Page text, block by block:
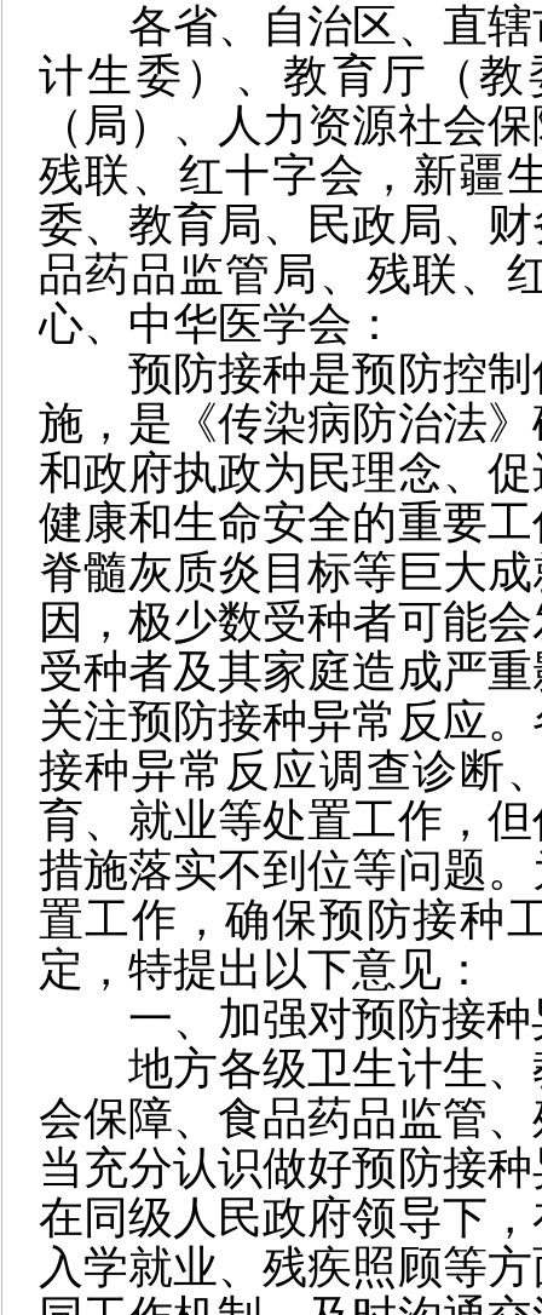
各省、自治区、直
计生委）、教育厅（
（局）、人力资源社会
残联、红十字会，新疆
委、教育局、民政局、
品药品监管局、残联、
心、中华医学会：
预防接种是预防控
施，是《传染病防治法
和政府执政为民理念、
健康和生命安全的重要
脊髓灰质炎目标等巨大
因，极少数受种者可能
受种者及其家庭造成严
关注预防接种异常反应
接种异常反应调查诊断
育、就业等处置工作，
措施落实不到位等问题
置工作，确保预防接种
定，特提出以下意见：
一、加强对预防接
地方各级卫生计生
会保障、食品药品监管
当充分认识做好预防接
在同级人民政府领导下
入学就业、残疾照顾等